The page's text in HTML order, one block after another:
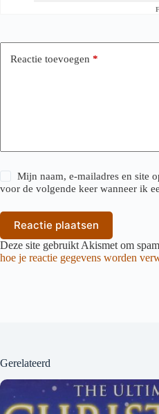
Reactie toevoegen *
Mijn naam, e-mailadres en site
voor de volgende keer wanneer ik
Reactie plaatsen
Deze site gebruikt Akismet om
hoe je reactie gegevens worden
Gerelateerd